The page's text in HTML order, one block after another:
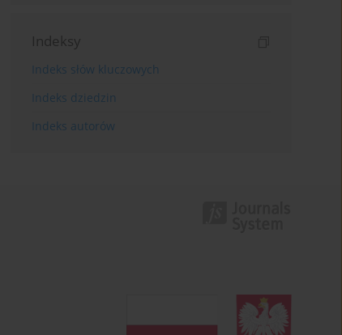
Indeksy
Indeks słów kluczowych
Indeks dziedzin
Indeks autorów